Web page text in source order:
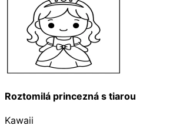
Roztomilá princezná s tiarou
Kawaii